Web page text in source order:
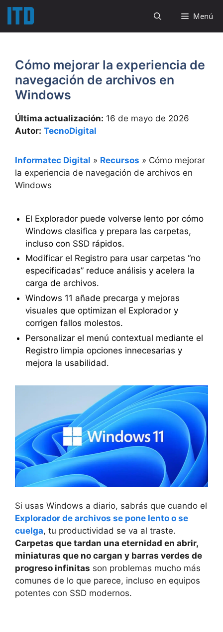
Saltar
contenido
Menú
Cómo mejorar la experiencia de
navegación de archivos en
Windows
Última actualización: 16 de mayo de 2026
Autor: TecnoDigital
Informatec Digital » Recursos » Cómo mejorar
la experiencia de navegación de archivos en
Windows
El Explorador puede volverse lento por cómo
Windows clasifica y prepara las carpetas,
incluso con SSD rápidos.
Modificar el Registro para usar carpetas “no
especificadas” reduce análisis y acelera la
carga de archivos.
Windows 11 añade precarga y mejoras
visuales que optimizan el Explorador y
corrigen fallos molestos.
Personalizar el menú contextual mediante el
Registro limpia opciones innecesarias y
mejora la usabilidad.
Si usas Windows a diario, sabrás que cuando el
Explorador de archivos se pone lento o se
cuelga, tu productividad se va al traste.
Carpetas que tardan una eternidad en abrir,
miniaturas que no cargan y barras verdes de
progreso infinitas son problemas mucho más
comunes de lo que parece, incluso en equipos
potentes con SSD modernos.